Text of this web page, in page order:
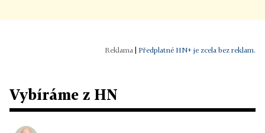
Předplatné HN+ je zcela bez reklam.
Vybíráme z HN